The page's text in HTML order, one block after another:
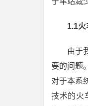
1.1
由于
要的问题
对于本系
技术的火